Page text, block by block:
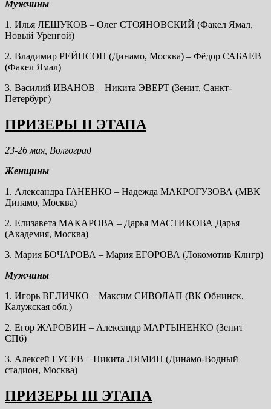
Мужчины
1. Илья ЛЕШУКОВ – Олег СТОЯНОВСКИЙ (Факел Ямал,
Новый Уренгой)
2. Владимир РЕЙНСОН (Динамо, Москва) – Фёдор САБАЕВ
(Факел Ямал)
3. Василий ИВАНОВ – Никита ЭВЕРТ (Зенит, Санкт-
Петербург)
ПРИЗЕРЫ II ЭТАПА
23-26 мая, Волгоград
Женщины
1. Александра ГАНЕНКО – Надежда МАКРОГУЗОВА (МВК
Динамо, Москва)
2. Елизавета МАКАРОВА – Дарья МАСТИКОВА Дарья
(Академия, Москва)
3. Мария БОЧАРОВА – Мария ЕГОРОВА (Локомотив Клнгр)
Мужчины
1. Игорь ВЕЛИЧКО – Максим СИВОЛАП (ВК Обнинск,
Калужская обл.)
2. Егор ЖАРОВИН – Александр МАРТЫНЕНКО (Зенит
СПб)
3. Алексей ГУСЕВ – Никита ЛЯМИН (Динамо-Водный
стадион, Москва)
ПРИЗЕРЫ III ЭТАПА